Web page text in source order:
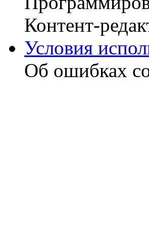
Контент-
Условия
Об ошибках